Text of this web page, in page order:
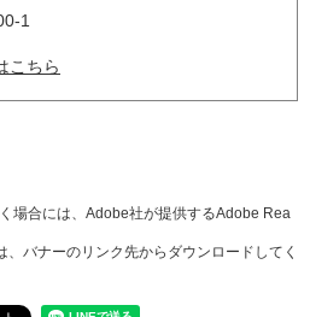
1
こちら
場合には、Adobe社が提供するAdobe Rea
バナーのリンク先からダウンロードしてく